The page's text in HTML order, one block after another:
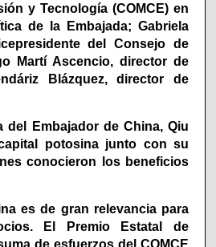
y Tecnología (COMCE) en
de la Embajada; Gabriela
del Consejo de
Martí Ascencio, director de
Blázquez, director de
Embajador de China, Qiu
potosina junto con su
conocieron los beneficios
es de gran relevancia para
El Premio Estatal de
de esfuerzos del COMCE